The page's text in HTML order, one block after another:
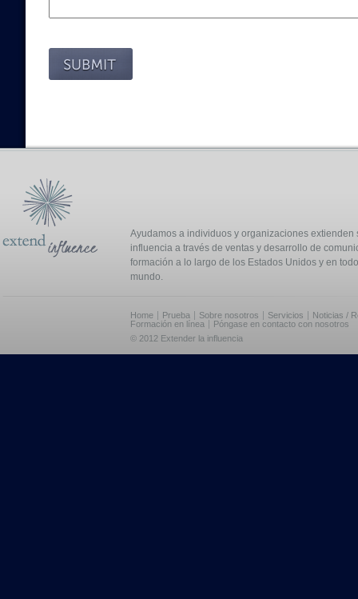
Ayudamos a individuos y organizaciones extienden
influencia a través de ventas y desarrollo de
formación a lo largo de los Estados Unidos y en
mundo.
Home Prueba Sobre nosotros Servicios
Noticias /
Formación en línea
Póngase en contacto con nosotros
© 2012 Extender la influencia